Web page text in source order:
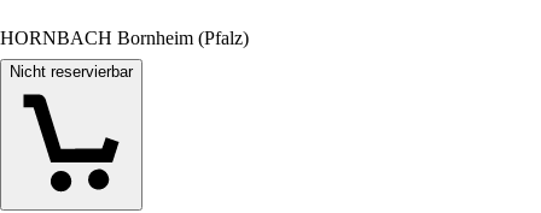
HORNBACH Bornheim (Pfalz)
Nicht reservierbar